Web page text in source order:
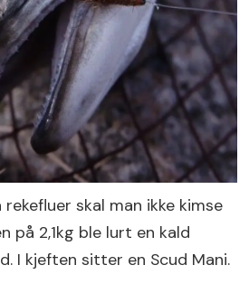
skal man ikke kimse
på 2,1kg ble lurt en kald
I kjeften sitter en Scud Mani.